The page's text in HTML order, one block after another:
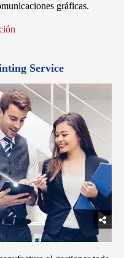
gráficas.
Service